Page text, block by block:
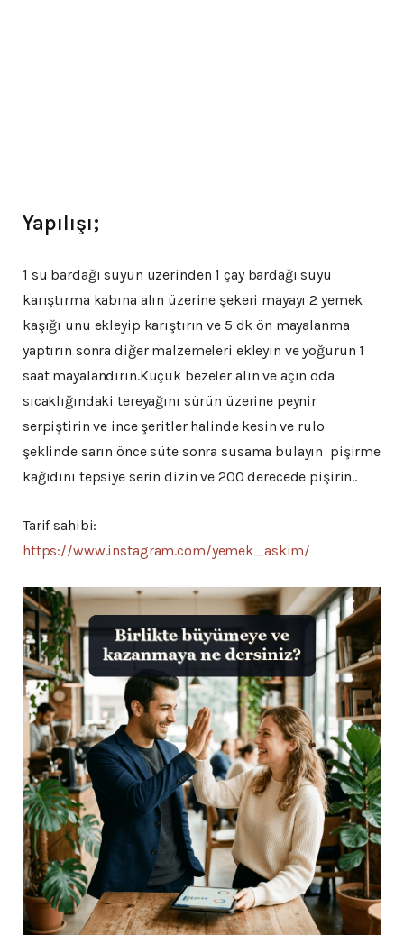
Yapılışı;
1 su bardağı suyun üzerinden 1 çay bardağı suyu
karıştırma kabına alın üzerine şekeri mayayı 2 yemek
kaşığı unu ekleyip karıştırın ve 5 dk ön mayalanma
yaptırın sonra diğer malzemeleri ekleyin ve yoğurun 1
saat mayalandırın.Küçük bezeler alın ve açın oda
sıcaklığındaki tereyağını sürün üzerine peynir
serpiştirin ve ince şeritler halinde kesin ve rulo
şeklinde sarın önce süte sonra susama bulayın pişirme
kağıdını tepsiye serin dizin ve 200 derecede pişirin..
Tarif sahibi:
https://www.instagram.com/yemek_askim/